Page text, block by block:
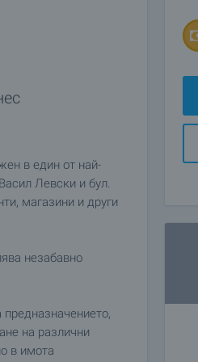
в един от най-
Левски и бул.
магазини и други
незабавно
на различни
в имота